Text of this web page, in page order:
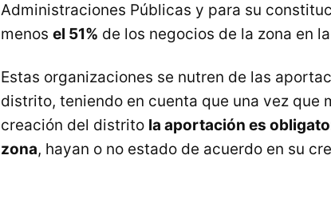
Administraciones Públicas y para su
menos el 51% de los negocios de la zona en
Estas organizaciones se nutren de las
distrito, teniendo en cuenta que una vez que
creación del distrito la aportación es
zona, hayan o no estado de acuerdo en su